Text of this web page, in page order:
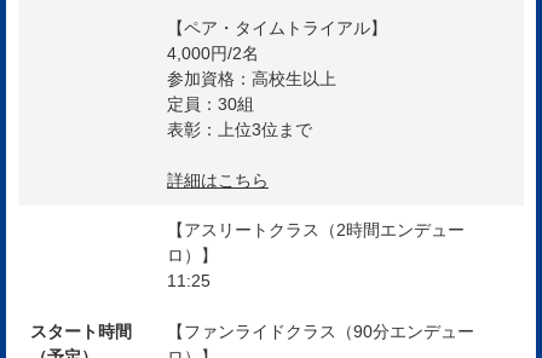
【ペア・タイムトライアル】
4,000円/2名
参加資格：高校生以上
定員：30組
表彰：上位3位まで
詳細はこちら
スタート時間
【アスリートクラス（2時間エンデュー
ロ）】
11:25
【ファンライドクラス（90分エンデュー